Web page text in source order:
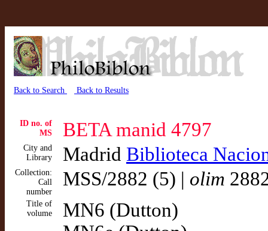
Back to Search Back to Results
ID no. of
MS
BETA manid 4797
City and
Library
Madrid Biblioteca
Collection:
Call
number
MSS/2882 (5) | olim
Title of
volume
MN6 (Dutton)